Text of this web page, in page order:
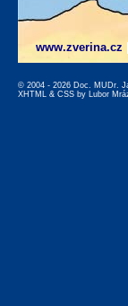
www.zverina.cz
© 2004 - 2026 Doc. MUDr.
XHTML & CSS by Lubor